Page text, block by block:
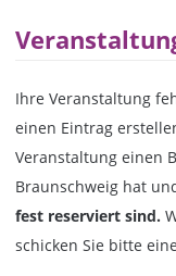
Ihre Veranstaltung
einen Eintrag
Veranstaltung einen
Braunschweig hat
fest reserviert sind.
schicken Sie bitte